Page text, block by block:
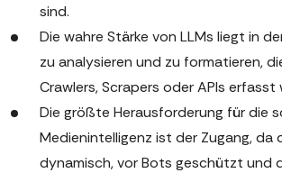
sind.
Die wahre Stärke von LLMs liegt in
zu analysieren und zu formatieren,
Crawlers, Scrapers oder APIs erfasst
Die größte Herausforderung für die
Medienintelligenz ist der Zugang, da
dynamisch, vor Bots geschützt und